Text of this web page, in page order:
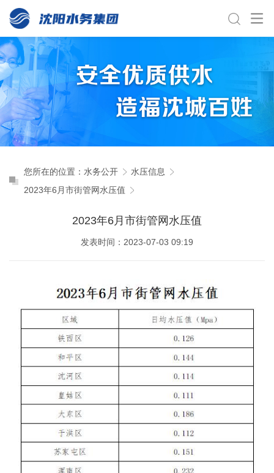
您所在的位置： 水务公开
水压信息
2023年6月市街管网水压值
2023年6月市街管网水压值
发表时间：2023-07-03 09:19